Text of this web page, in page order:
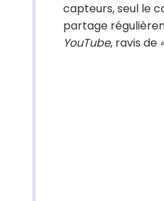
capteurs, seul le
partage
YouTube, ravis de